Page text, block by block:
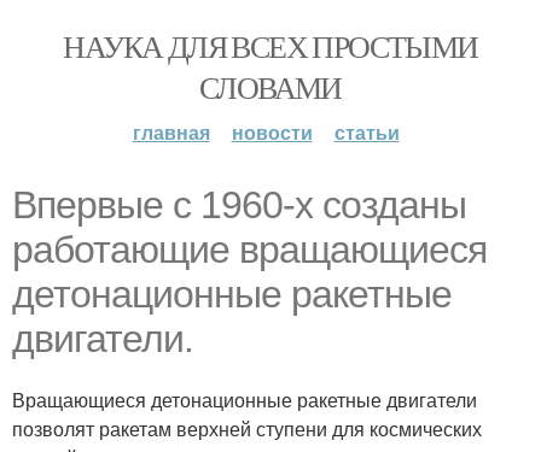
НАУКА ДЛЯ ВСЕХ ПРОСТЫМИ
СЛОВАМИ
главная новости статьи
Впервые с 1960-х созданы
работающие вращающиеся
детонационные ракетные
двигатели.
Вращающиеся детонационные ракетные двигатели
позволят ракетам верхней ступени для космических